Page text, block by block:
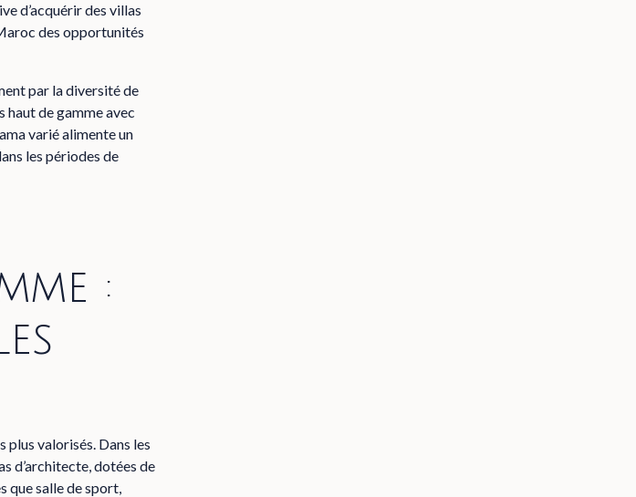
d’acquérir des villas
des opportunités
par la diversité de
haut de gamme avec
varié alimente un
les périodes de
:
plus valorisés. Dans les
d’architecte, dotées de
que salle de sport,